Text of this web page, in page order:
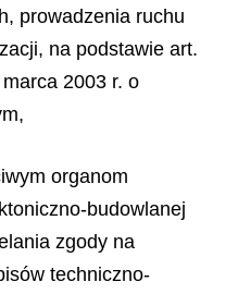
prowadzenia ruchu
na podstawie art.
2003 r. o
organom
budowlanej
zgody na
techniczno-